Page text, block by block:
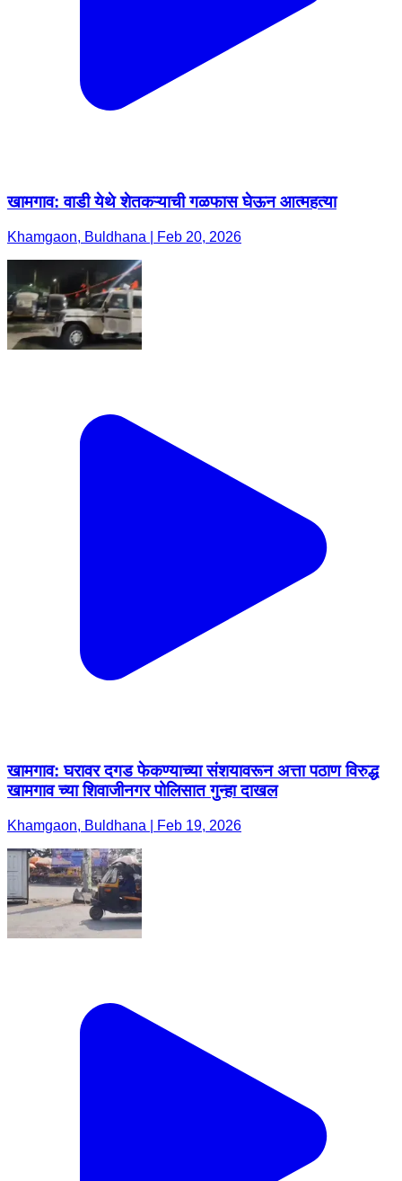
खामगाव: वाडी येथे शेतकऱ्याची गळफास घेऊन आत्महत्या
Khamgaon, Buldhana | Feb 20, 2026
खामगाव: घरावर दगड फेकण्याच्या संशयावरून अत्ता पठाण विरुद्ध
खामगाव च्या शिवाजीनगर पोलिसात गुन्हा दाखल
Khamgaon, Buldhana | Feb 19, 2026